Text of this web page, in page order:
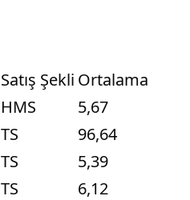
Satış Şekli Ortalama
HMS
5,67
TS
96,64
TS
5,39
TS
6,12